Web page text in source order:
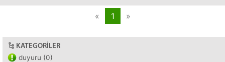
« 1 »
KATEGORILER
duyuru (0)